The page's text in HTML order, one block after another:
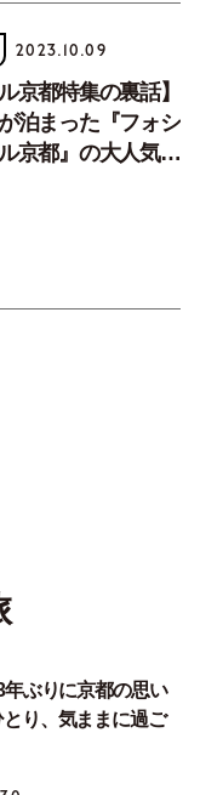
2023.10.09
京都特集の裏話】
泊まった『フォシ
京都』の大人気ア
年ぶりに京都の思い
り、気ままに過ご